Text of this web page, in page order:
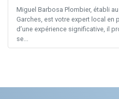
Miguel Barbosa Plombier, établi
Garches, est votre expert local en
d’une expérience significative, il
se...